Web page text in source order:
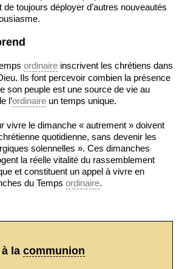
de toujours déployer d’autres nouveautés
ordinaire inscrivent les chrétiens dans
Ils font percevoir combien la présence
son peuple est une source de vie au
l’ordinaire un temps unique.
vivre le dimanche « autrement » doivent
quotidienne, sans devenir les
solennelles ». Ces dimanches
la réelle vitalité du rassemblement
et constituent un appel à vivre en
du Temps ordinaire.
la communion